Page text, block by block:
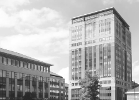
Coworking
Namur
Coworking
Tournai